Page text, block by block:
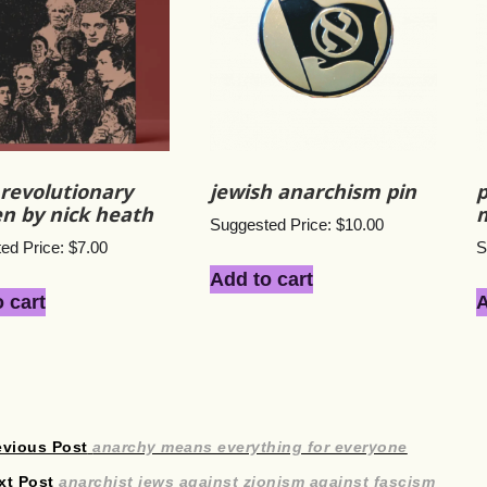
by nick heath
Price:$7.00
cart
jewish anarchism pin
Suggested Price: $10.00
Add to cart
Post Previous
post:
anarchy means everything for everyone
Post Next
anarchist jews against zionism against fascism